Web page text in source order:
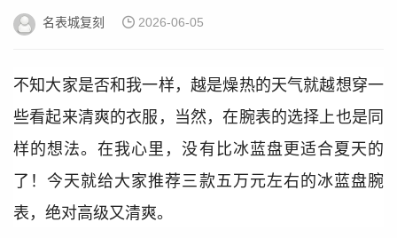
名表城复刻 2026-06-05
不知大家是否和我一样，越是燥热的天气就越想穿一
些看起来清爽的衣服，当然，在腕表的选择上也是同
样的想法。在我心里，没有比冰蓝盘更适合夏天的
了！今天就给大家推荐三款五万元左右的冰蓝盘腕
表，绝对高级又清爽。